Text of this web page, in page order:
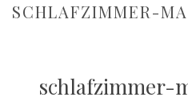
SCHLAFZIMMER-
schlafzimmer-